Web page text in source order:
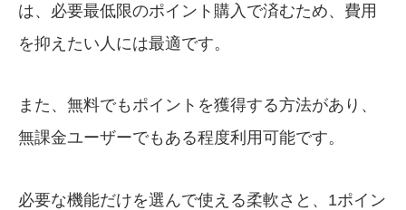
は、必要最低限のポイント購入で済むため、費用
を抑えたい人には最適です。
また、無料でもポイントを獲得する方法があり、
無課金ユーザーでもある程度利用可能です。
必要な機能だけを選んで使える柔軟さと、1ポイン